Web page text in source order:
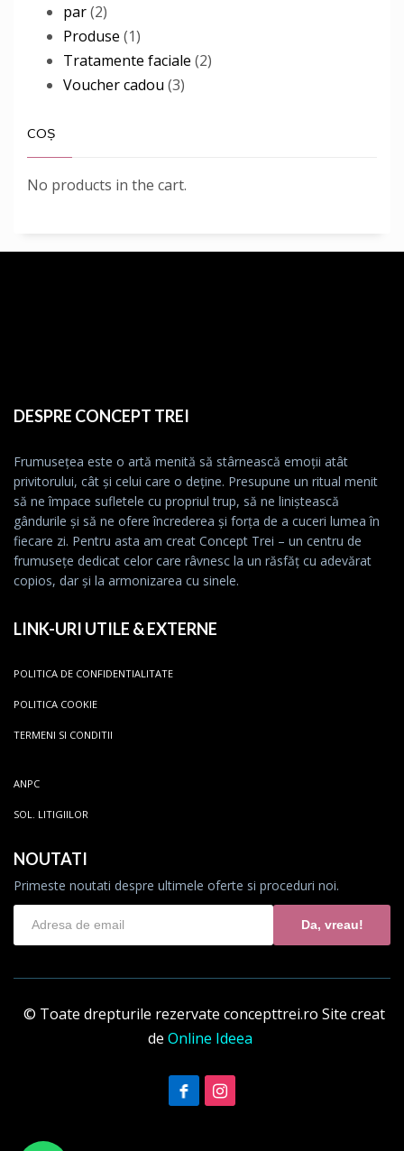
par 22
products
Produse 11
product
Tratamente faciale 22
Voucher cadou 33
COȘ
No products in the cart.
DESPRE CONCEPT TREI
Frumusețea este o artă menită să stârnească emoții atât
privitorului, cât și celui care o deține. Presupune un ritual menit
să ne împace sufletele cu propriul trup, să ne liniștească
gândurile și să ne ofere încrederea și forța de a cuceri lumea în
fiecare zi. Pentru asta am creat Concept Trei – un centru de
frumusețe dedicat celor care râvnesc la un răsfăț cu adevărat
copios, dar și la armonizarea cu sinele.
LINK-URI UTILE & EXTERNE
POLITICA DE CONFIDENTIALITATE
POLITICA COOKIE
TERMENI SI CONDITII
ANPC
SOL. LITIGIILOR
NOUTATI
Primeste noutati despre ultimele oferte si proceduri noi.
Da, vreau!
© Toate drepturile rezervate concepttrei.ro Site creat
de Online Ideea